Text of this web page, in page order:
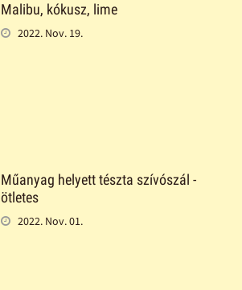
Malibu, kókusz, lime
2022. Nov. 19.
Műanyag helyett tészta szívószál -
ötletes
2022. Nov. 01.